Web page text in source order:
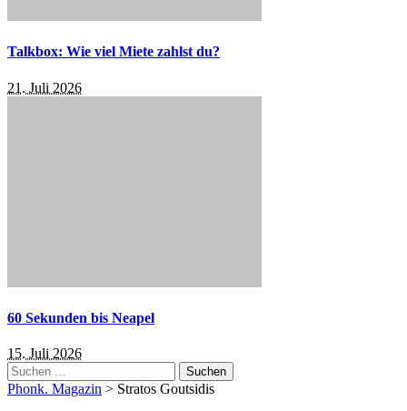
Talkbox: Wie viel Miete zahlst du?
21. Juli 2026
60 Sekunden bis Neapel
15. Juli 2026
Suchen
nach:
Phonk. Magazin > Stratos Goutsidis